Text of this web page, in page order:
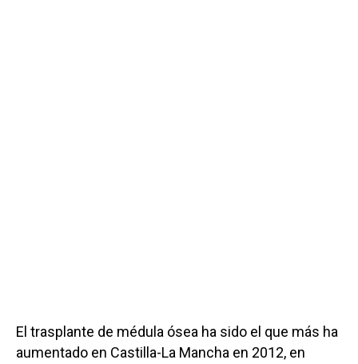
El trasplante de médula ósea ha sido el que más ha
aumentado en Castilla-La Mancha en 2012, en